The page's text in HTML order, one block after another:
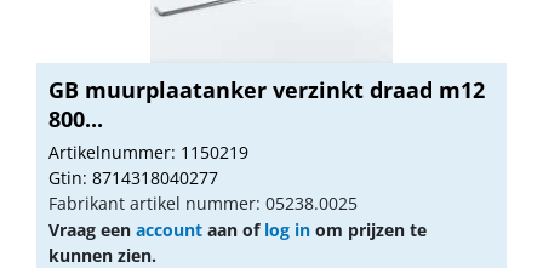
GB muurplaatanker verzinkt draad m12
800...
Artikelnummer: 1150219
Gtin: 8714318040277
Fabrikant artikel nummer: 05238.0025
Vraag een account aan of log in om prijzen te
kunnen zien.